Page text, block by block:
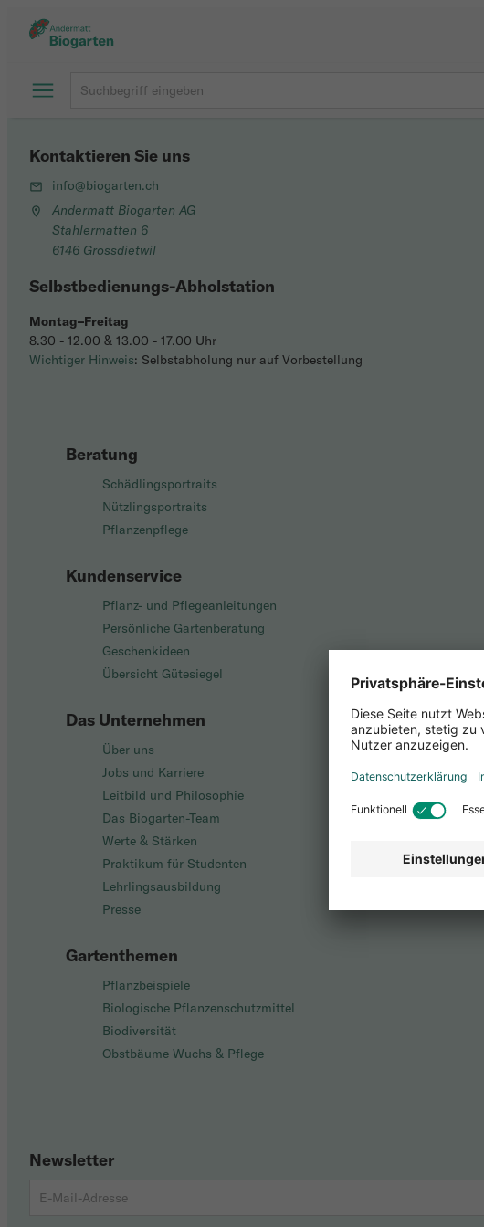
Beratung
Schädlingsportraits
Nützlingsportraits
Pflanzenpflege
Kundenservice
Pflanz- und Pflegeanleitungen
Persönliche Gartenberatung
Geschenkideen
Übersicht Gütesiegel
Das Unternehmen
Über uns
Jobs und Karriere
Leitbild und Philosophie
Das Biogarten-Team
Werte & Stärken
Praktikum für Studenten
Lehrlingsausbildung
Presse
Gartenthemen
Pflanzbeispiele
Biologische Pflanzenschutzmittel
Biodiversität
Obstbäume Wuchs & Pflege
Newsletter
Kontaktieren Sie uns
info@biogarten.ch
Andermatt Biogarten AG
Stahlermatten 6
6146 Grossdietwil
Selbstbedienungs-Abholstation
Montag–Freitag
8.30 - 12.00 & 13.00 - 17.00 Uhr
Wichtiger Hinweis: Selbstabholung nur auf Vorbestellung